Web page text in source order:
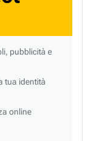
pubblicità e
tua identità
online